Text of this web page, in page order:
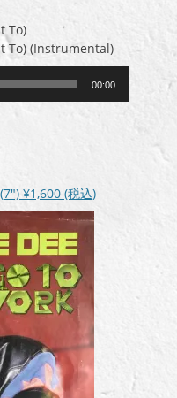
To)
To) (Instrumental)
00:00
¥1,600 (税込)